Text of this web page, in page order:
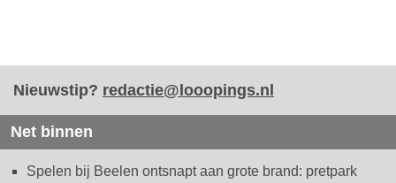
Nieuwstip? redactie@looopings.nl
Net binnen
Spelen bij Beelen ontsnapt aan grote brand: pretpark